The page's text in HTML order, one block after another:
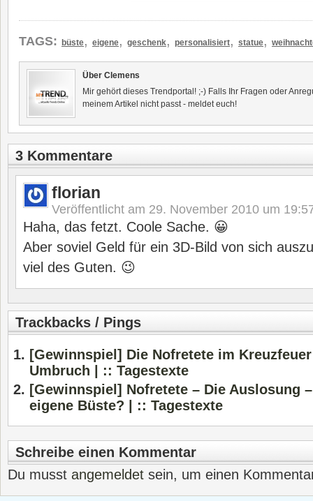
TAGS: büste, eigene, geschenk, personalisiert, statue,
Über Clemens
Mir gehört dieses Trendportal! ;-) Falls Ihr Fragen oder
meinem Artikel nicht passt - meldet euch!
3 Kommentare
florian
Veröffentlicht am 29. November 2010 um
Haha, das fetzt. Coole Sache. 😀
Aber soviel Geld für ein 3D-Bild von sich
viel des Guten. 😉
Trackbacks / Pings
[Gewinnspiel] Die Nofretete im
Umbruch | :: Tagestexte
[Gewinnspiel] Nofretete – Die Auslosung
eigene Büste? | :: Tagestexte
Schreibe einen Kommentar
Du musst angemeldet sein, um einen